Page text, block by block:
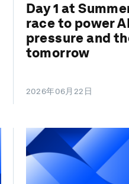
Day 1 at
race to power
pressure and
tomorrow
2026年06月22日